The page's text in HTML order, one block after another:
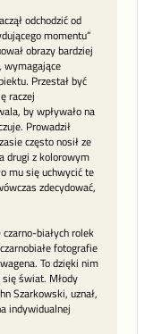
odchodzić od
momentu“
obrazy bardziej
wymagające
Przestał być
raczej
by wpływało na
Prowadził
często nosił ze
drugi z kolorowym
mu się uchwycić te
zdecydować,
białych rolek
fotografie
To dzięki nim
świat. Młody
Szarkowski, uznał,
indywidualnej